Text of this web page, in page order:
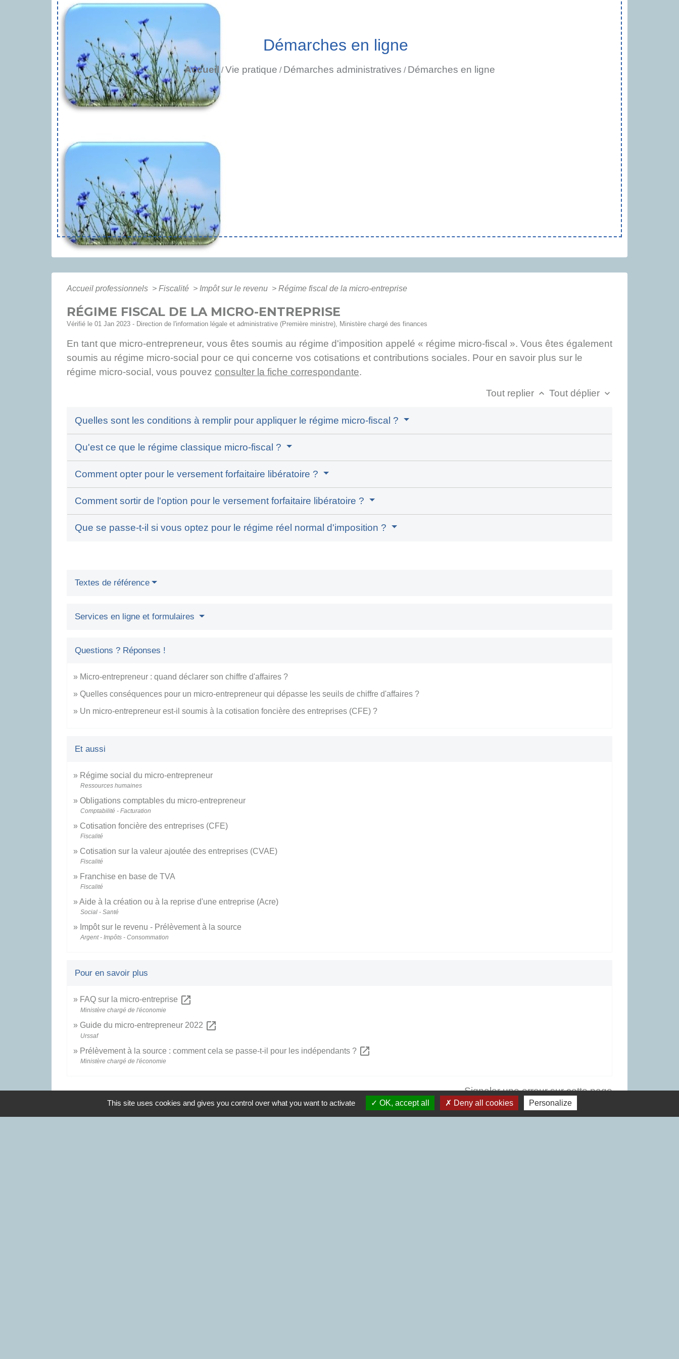
Démarches en ligne
Accueil /Vie pratique / Démarches administratives / Démarches en ligne
Accueil professionnels > Fiscalité > Impôt sur le revenu > Régime fiscal de la micro-entreprise
RÉGIME FISCAL DE LA MICRO-ENTREPRISE
Vérifié le 01 Jan 2023 - Direction de l'information légale et administrative (Première ministre), Ministère chargé des finances
En tant que micro-entrepreneur, vous êtes soumis au régime d'imposition appelé « régime micro-fiscal ». Vous êtes également
soumis au régime micro-social pour ce qui concerne vos cotisations et contributions sociales. Pour en savoir plus sur le
régime micro-social, vous pouvez consulter la fiche correspondante.
Tout replier keyboard_arrow_up Tout déplier keyboard_arrow_down
Quelles sont les conditions à remplir pour appliquer le régime micro-fiscal ?
Qu'est ce que le régime classique micro-fiscal ?
Comment opter pour le versement forfaitaire libératoire ?
Comment sortir de l'option pour le versement forfaitaire libératoire ?
Que se passe-t-il si vous optez pour le régime réel normal d'imposition ?
Textes de référence
Services en ligne et formulaires
Questions ? Réponses !
Micro-entrepreneur : quand déclarer son chiffre d'affaires ?
Quelles conséquences pour un micro-entrepreneur qui dépasse les seuils de chiffre d'affaires ?
Un micro-entrepreneur est-il soumis à la cotisation foncière des entreprises (CFE) ?
Et aussi
Régime social du micro-entrepreneur
Ressources humaines
Obligations comptables du micro-entrepreneur
Comptabilité - Facturation
Cotisation foncière des entreprises (CFE)
Fiscalité
Cotisation sur la valeur ajoutée des entreprises (CVAE)
Fiscalité
Franchise en base de TVA
Fiscalité
Aide à la création ou à la reprise d'une entreprise (Acre)
Social - Santé
Impôt sur le revenu - Prélèvement à la source
Argent - Impôts - Consommation
Pour en savoir plus
FAQ sur la micro-entreprise open_in_new
Ministère chargé de l'économie
Guide du micro-entrepreneur 2022 open_in_new
Urssaf
Prélèvement à la source : comment cela se passe-t-il pour les indépendants ? open_in_new
Ministère chargé de l'économie
Signaler une erreur sur cette page
This site uses cookies and gives you control over what you want to activate OK, accept all Deny all cookies Personalize